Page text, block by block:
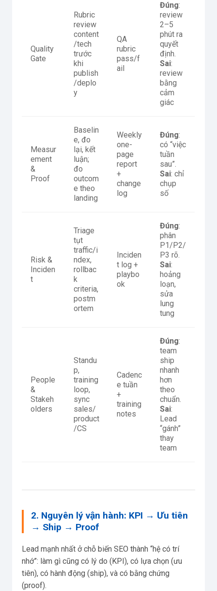
Quality
Gate
Rubric
review
content
/tech
trước
khi
publish
/deplo
y
QA
rubric
pass/f
ail
Đúng:
review
2–5
phút ra
quyết
định.
Sai:
review
bằng
cảm
giác
Measur
ement
&
Proof
Baselin
e, đo
lại, kết
luận;
đo
outcom
e theo
landing
Weekly
one-
page
report
+
change
log
Đúng:
có “việc
tuần
sau”.
Sai: chỉ
chụp
số
Risk &
Inciden
t
Triage
tụt
traffic/i
ndex,
rollbac
k
criteria,
postm
ortem
Inciden
t log +
playbo
ok
Đúng:
phân
P1/P2/
P3 rõ.
Sai:
hoảng
loạn,
sửa
lung
tung
People
&
Stakeh
olders
Standu
p,
training
loop,
sync
sales/
product
/CS
Cadenc
e tuần
+
training
notes
Đúng:
team
ship
nhanh
hơn
theo
chuẩn.
Sai:
Lead
“gánh”
thay
team
2. Nguyên lý vận hành: KPI → Ưu tiên
→ Ship → Proof
Lead mạnh nhất ở chỗ biến SEO thành “hệ có trí
nhớ”: làm gì cũng có lý do (KPI), có lựa chọn (ưu
tiên), có hành động (ship), và có bằng chứng
(proof).